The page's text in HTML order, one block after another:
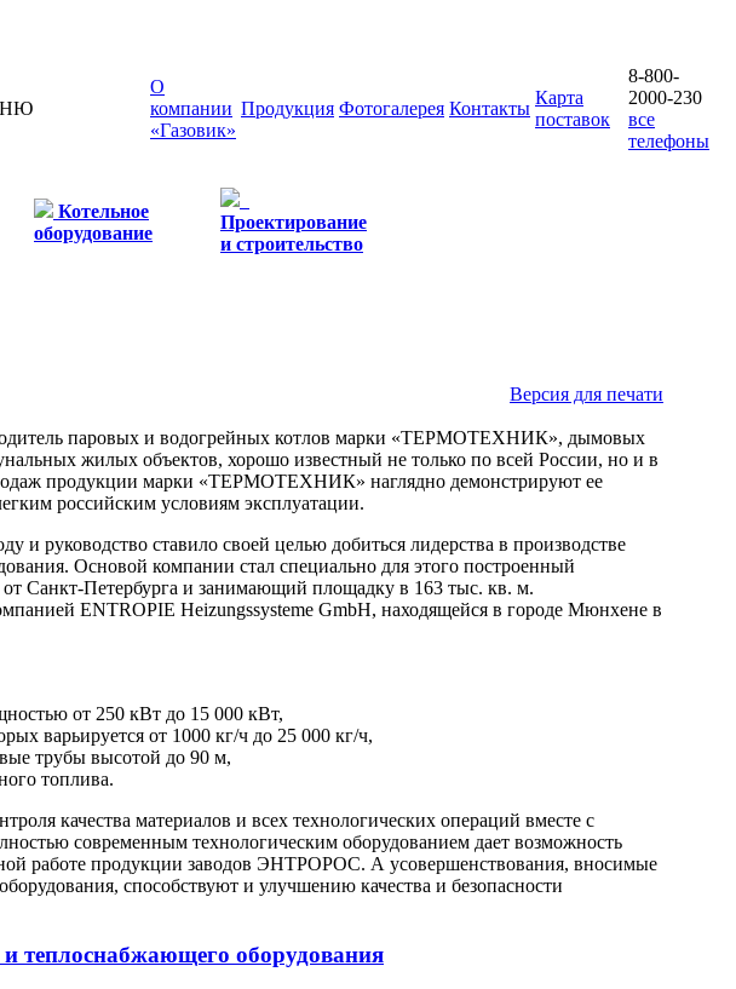
О
компании
«Газовик»
Продукция Фотогалерея Контакты
Карта
поставок
8-800-
2000-230
все
телефоны
Котельное
оборудование
Проектирование
и строительство
Версия для печати
паровых и водогрейных котлов марки «ТЕРМОТЕХНИК», дымовых
жилых объектов, хорошо известный не только по всей России, но и в
продукции марки «ТЕРМОТЕХНИК» наглядно демонстрируют ее
российским условиям эксплуатации.
руководство ставило своей целью добиться лидерства в производстве
Основой компании стал специально для этого построенный
Санкт-Петербурга и занимающий площадку в 163 тыс. кв. м.
ENTROPIE Hеizungssysteme GmbH, находящейся в городе Мюнхене в
от 250 кВт до 15 000 кВт,
варьируется от 1000 кг/ч до 25 000 кг/ч,
трубы высотой до 90 м,
топлива.
качества материалов и всех технологических операций вместе с
современным технологическим оборудованием дает возможность
работе продукции заводов ЭНТРОРОС. А усовершенствования, вносимые
способствуют и улучшению качества и безопасности
и теплоснабжающего оборудования